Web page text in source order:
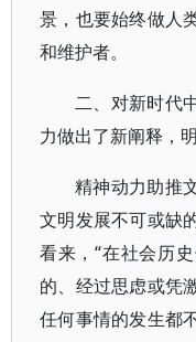
景，也要始终做人
和维护者。
二、对新时代
力做出了新阐释，
精神动力助推
文明发展不可或缺
看来，“在社会历
的、经过思虑或凭
任何事情的发生都